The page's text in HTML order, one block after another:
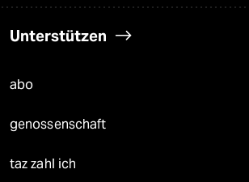
Unterstützen
abo
genossenschaft
taz zahl ich